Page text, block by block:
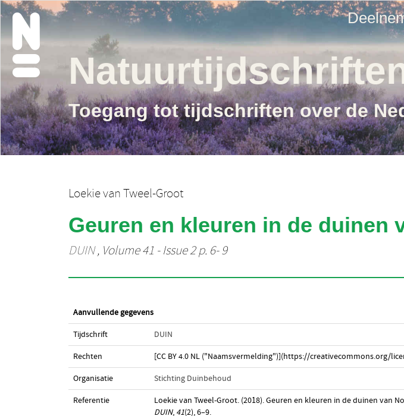
Toegang tot tijdschriften over de
Loekie van Tweel-Groot
Geuren en kleuren in de duinen
DUIN, Volume 41 - Issue 2 p. 6- 9
Aanvullende gegevens
Tijdschrift DUIN
Rechten [CC BY 4.0 NL ("Naamsvermelding")](https://creativecommons.org/
Organisatie Stichting Duinbehoud
Referentie
Loekie van Tweel-Groot. (2018). Geuren en kleuren in de duinen van
DUIN, 41(2), 6–9.